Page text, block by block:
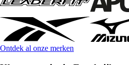
Ontdek al onze merken